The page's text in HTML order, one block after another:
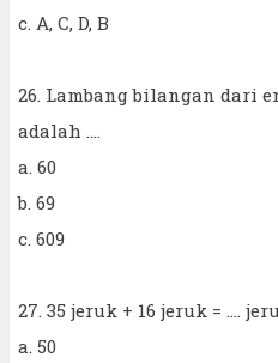
c. A, C, D, B
26. Lambang bilangan dari
adalah ....
a. 60
b. 69
c. 609
27. 35 jeruk + 16 jeruk = ....
a. 50